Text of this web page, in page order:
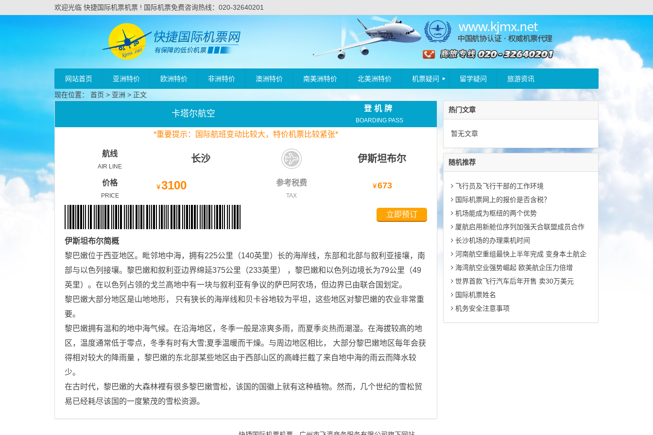
欢迎光临 快捷国际机票机票 ! 国际机票免费咨询热线：020-32640201
网站首页 亚洲特价 欧洲特价 非洲特价 澳洲特价 南美洲特价 北美洲特价 机票疑问 留学疑问 旅游资讯
现在位置： 首页 > 亚洲 > 正文
卡塔尔航空
登机牌
BOARDING PASS
*重要提示：国际航班变动比较大，特价机票比较紧张*
航线
AIR LINE
长沙 伊斯坦布尔
价格
PRICE
￥3100 参考税费
TAX
￥673
立即预订
伊斯坦布尔简概
黎巴嫩位于西亚地区。毗邻地中海，拥有225公里（140英里）长的海岸线，东部和北部与叙利亚接壤，南
部与以色列接壤。黎巴嫩和叙利亚边界绵延375公里（233英里） ，黎巴嫩和以色列边境长为79公里（49
英里）。在以色列占领的戈兰高地中有一块与叙利亚有争议的萨巴阿农场，但边界已由联合国划定。
黎巴嫩大部分地区是山地地形， 只有狭长的海岸线和贝卡谷地较为平坦，这些地区对黎巴嫩的农业非常重
要。
黎巴嫩拥有温和的地中海气候。在沿海地区，冬季一般是凉爽多雨，而夏季炎热而潮湿。在海拔较高的地
区，温度通常低于零点，冬季有时有大雪;夏季温暖而干燥。与周边地区相比， 大部分黎巴嫩地区每年会获
得相对较大的降雨量 ，黎巴嫩的东北部某些地区由于西部山区的高峰拦截了来自地中海的雨云而降水较
少。
在古时代，黎巴嫩的大森林裡有很多黎巴嫩雪松，该国的国徽上就有这种植物。然而，几个世纪的雪松贸
易已经耗尽该国的一度繁茂的雪松资源。
热门文章
暂无文章
随机推荐
飞行员及飞行干部的工作环境
国际机票网上的报价是否含税？
机场能成为枢纽的两个优势
厦航启用新舱位序列加强天合联盟成员合作
长沙机场的办理乘机时间
河南航空重组最快上半年完成 变身本土航企
海湾航空业强势崛起 欧美航企压力倍增
世界首款飞行汽车后年开售 卖30万美元
国际机票姓名
机务安全注意事项